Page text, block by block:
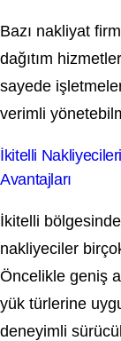
Bazı nakliyat
dağıtım
sayede
verimli
İkitelli
Avantajları
İkitelli
nakliyeciler
Öncelikle geniş
yük türlerine
deneyimli